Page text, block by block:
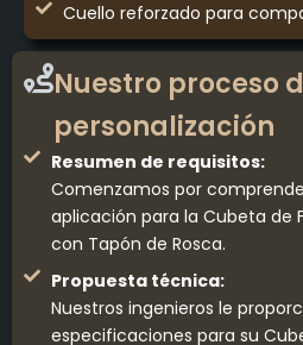
Cuello reforzado para
Nuestro proceso
personalización
Resumen de requisitos:
Comenzamos por
aplicación para la Cubeta de
con Tapón de Rosca.
Propuesta técnica:
Nuestros ingenieros le
especificaciones para su